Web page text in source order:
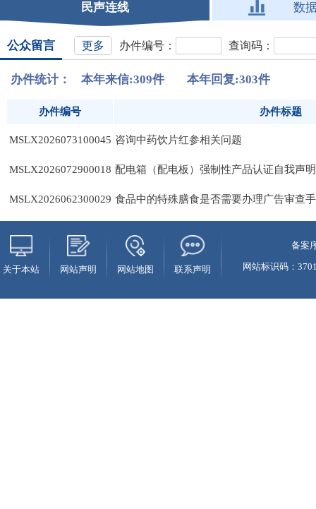
民声连线 数
公众留言 更多
关于本站 网站声明 网站地图 联系声明
备案
网站标识码：